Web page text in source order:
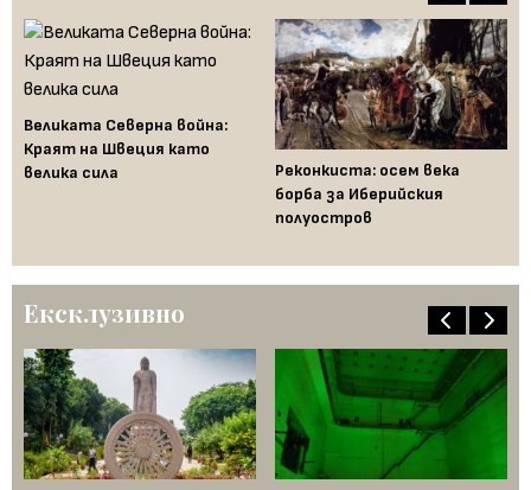
Великата Северна война:
Краят на Швеция като
велика сила
Реконкиста: осем века
борба за Иберийския
полуостров
Ексклузивно